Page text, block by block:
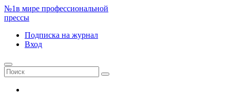
№1в мире профессиональной
прессы
Подписка на журнал
Вход